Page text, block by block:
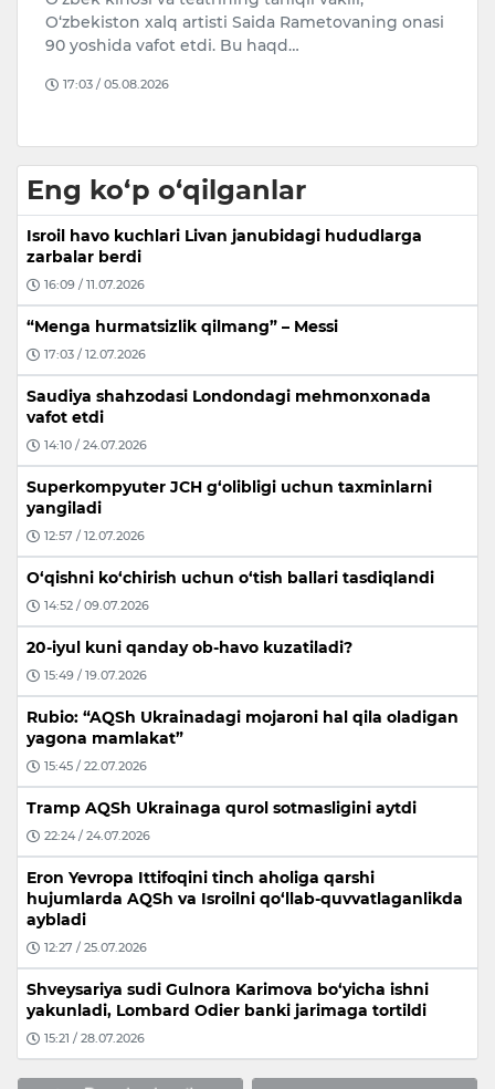
O‘zbekiston xalq artisti Saida Rametovaning onasi
90 yoshida vafot etdi. Bu haqd…
17:03 / 05.08.2026
Eng ko‘p o‘qilganlar
Isroil havo kuchlari Livan janubidagi hududlarga
zarbalar berdi
16:09 / 11.07.2026
“Menga hurmatsizlik qilmang” – Messi
17:03 / 12.07.2026
Saudiya shahzodasi Londondagi mehmonxonada
vafot etdi
14:10 / 24.07.2026
Superkompyuter JCH g‘olibligi uchun taxminlarni
yangiladi
12:57 / 12.07.2026
O‘qishni ko‘chirish uchun o‘tish ballari tasdiqlandi
14:52 / 09.07.2026
20-iyul kuni qanday ob-havo kuzatiladi?
15:49 / 19.07.2026
Rubio: “AQSh Ukrainadagi mojaroni hal qila oladigan
yagona mamlakat”
15:45 / 22.07.2026
Tramp AQSh Ukrainaga qurol sotmasligini aytdi
22:24 / 24.07.2026
Eron Yevropa Ittifoqini tinch aholiga qarshi
hujumlarda AQSh va Isroilni qo‘llab-quvvatlaganlikda
aybladi
12:27 / 25.07.2026
Shveysariya sudi Gulnora Karimova bo‘yicha ishni
yakunladi, Lombard Odier banki jarimaga tortildi
15:21 / 28.07.2026